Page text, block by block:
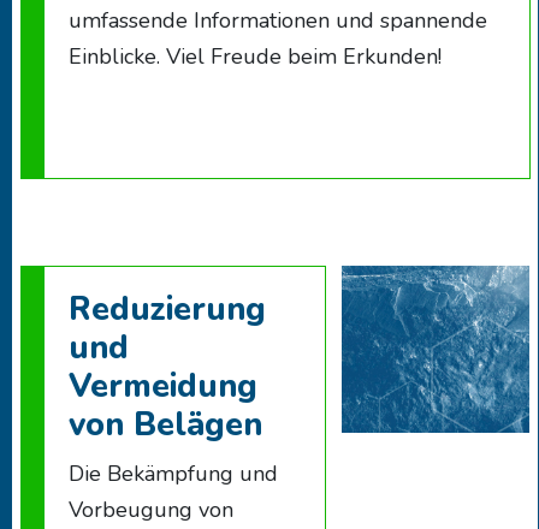
umfassende Informationen und spannende
Einblicke. Viel Freude beim Erkunden!
Reduzierung
und
Vermeidung
von Belägen
Die Bekämpfung und
Vorbeugung von